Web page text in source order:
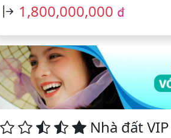
1,800,000,000 đ
Nhà đất VIP